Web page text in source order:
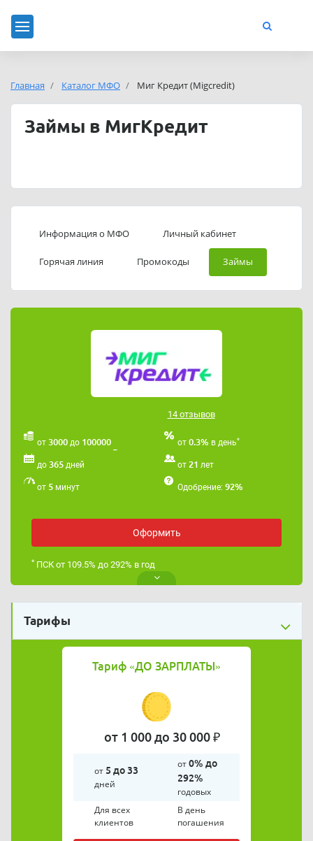
Главная Каталог МФО Миг Кредит (Migcredit)
Займы в МигКредит
Информация о МФО Личный кабинет
Горячая линия Промокоды Займы
14 отзывов
от 3000 до 100000 от 0.3% в день*
до 365 дней от 21 лет
от 5 минут Одобрение: 92%
Оформить
*ПСК от 109.5% до 292% в год
Тарифы
Тариф «ДО ЗАРПЛАТЫ»
от 1 000 до 30 000 ₽
от 5 до 33
дней
от0% до
292%
годовых
Для всех
клиентов
В день
погашения